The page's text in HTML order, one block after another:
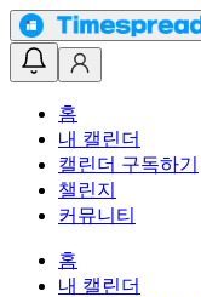
홈
내 캘린더
캘린더 구독하기
챌린지
커뮤니티
홈
내 캘린더